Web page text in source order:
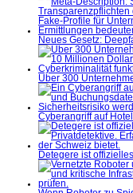
Neues Gesetz:
Über 300
Cyberangriff auf
Detegere ist